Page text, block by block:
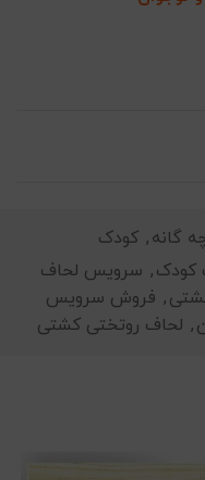
گانه, کودک
کودک, سرویس لحاف
, فروش سرویس
, لحاف روتختی کشتی